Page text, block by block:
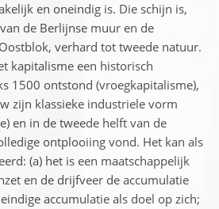
en oneindig is. Die schijn is,
de Berlijnse muur en de
verhard tot tweede natuur.
kapitalisme een historisch
1500 ontstond (vroegkapitalisme),
zijn klassieke industriele vorm
en in de tweede helft van de
ontplooiing vond. Het kan als
(a) het is een maatschappelijk
en de drijfveer de accumulatie
accumulatie als doel op zich;